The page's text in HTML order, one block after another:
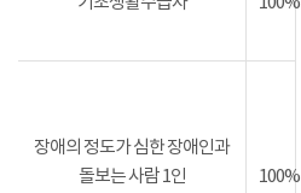
장애의 정도가 심한 장애인과
돌보는 사람 1인
100%